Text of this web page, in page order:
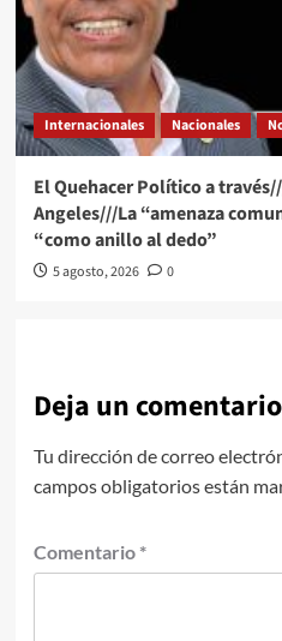
Internacionales Nacionales
El Quehacer Político a
Angeles///La “amenaza
“como anillo al dedo”
5 agosto, 2026 0
Deja un comentario
Tu dirección de correo
campos obligatorios están
Comentario *